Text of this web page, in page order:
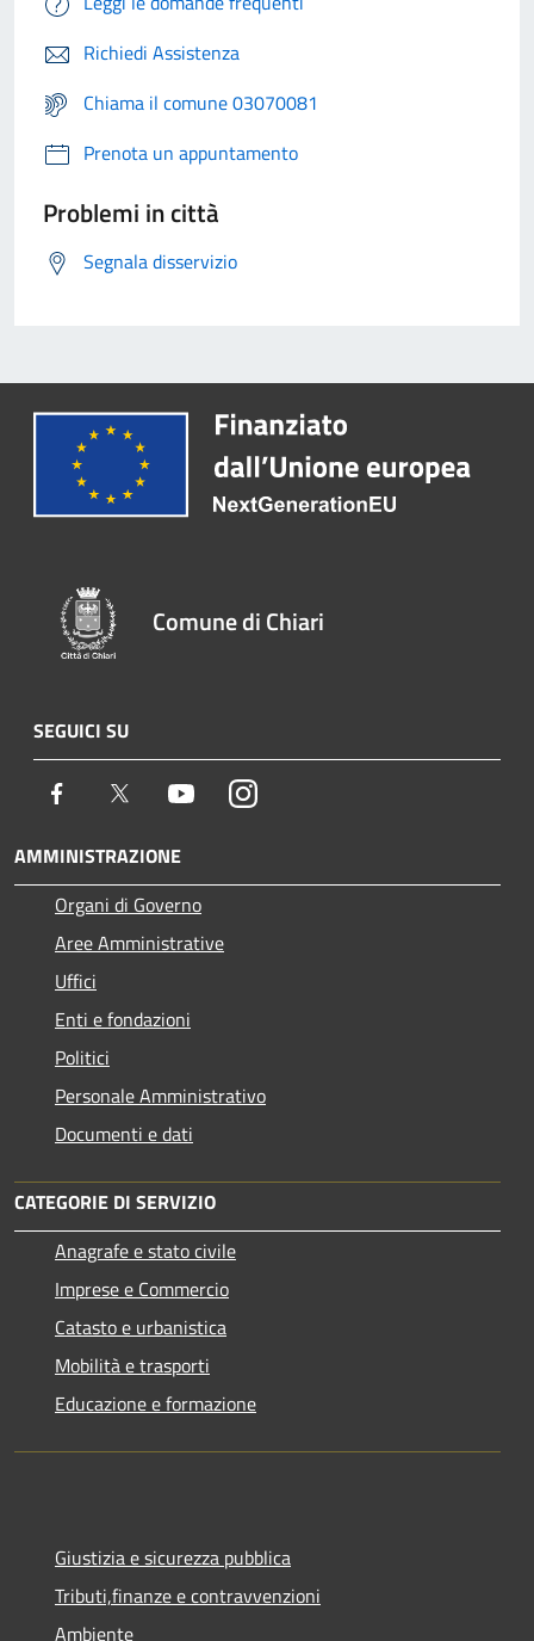
Richiedi Assistenza
Chiama il comune 03070081
Prenota un appuntamento
Problemi in città
Segnala disservizio
Comune di Chiari
SEGUICI SU
Facebook Twitter YoutubeInstagram
AMMINISTRAZIONE
Organi di Governo
Aree Amministrative
Uffici
Enti e fondazioni
Politici
Personale Amministrativo
Documenti e dati
CATEGORIE DI SERVIZIO
Anagrafe e stato civile
Imprese e Commercio
Catasto e urbanistica
Mobilità e trasporti
Educazione e formazione
Giustizia e sicurezza pubblica
Tributi,finanze e contravvenzioni
Ambiente